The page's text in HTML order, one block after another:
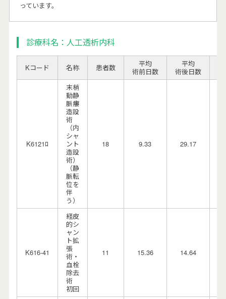
っています。
診療科名：人工透析内科
Kコード 名称 患者数
平均
術前日数
平均
術後日数
K6121ﾛ
末梢
動静
脈瘻
造設
術
（内
シャ
ント
造設
術）
（静
脈転
位を
伴
う）
18 9.33 29.17
K616-41
経皮
的シ
ャン
ト拡
張
術・
血栓
除去
術
初回
11 15.36 14.64